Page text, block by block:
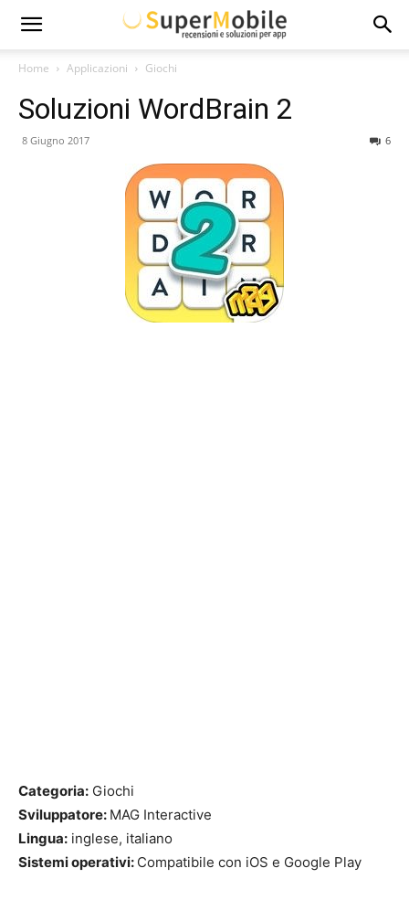
Super
Mobile
Home Applicazioni Giochi
Soluzioni WordBrain 2
8 Giugno 2017 6
Categoria: Giochi
Sviluppatore: MAG Interactive
Lingua: inglese, italiano
Sistemi operativi: Compatibile con iOS e Google Play